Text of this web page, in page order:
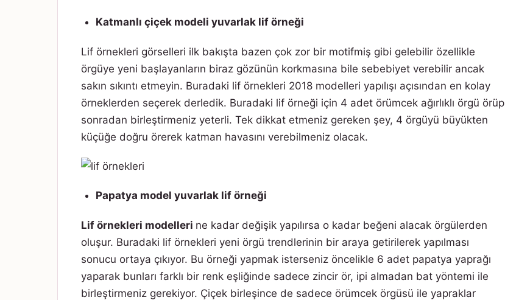
Katmanlı çiçek modeli yuvarlak lif örneği
Lif örnekleri görselleri ilk bakışta bazen çok zor bir motifmiş gibi gelebilir özellikle
örgüye yeni başlayanların biraz gözünün korkmasına bile sebebiyet verebilir ancak
sakın sıkıntı etmeyin. Buradaki lif örnekleri 2018 modelleri yapılışı açısından en kolay
örneklerden seçerek derledik. Buradaki lif örneği için 4 adet örümcek ağırlıklı örgü örüp
sonradan birleştirmeniz yeterli. Tek dikkat etmeniz gereken şey, 4 örgüyü büyükten
küçüğe doğru örerek katman havasını verebilmeniz olacak.
Papatya model yuvarlak lif örneği
Lif örnekleri modelleri ne kadar değişik yapılırsa o kadar beğeni alacak örgülerden
oluşur. Buradaki lif örnekleri yeni örgü trendlerinin bir araya getirilerek yapılması
sonucu ortaya çıkıyor. Bu örneği yapmak isterseniz öncelikle 6 adet papatya yaprağı
yaparak bunları farklı bir renk eşliğinde sadece zincir ör, ipi almadan bat yöntemi ile
birleştirmeniz gerekiyor. Çiçek birleşince de sadece örümcek örgüsü ile yapraklar